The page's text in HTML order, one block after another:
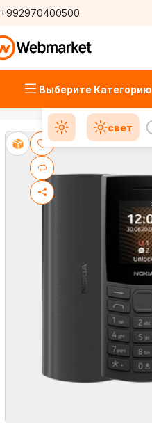
+992970400500
Выберите Категорию
свет